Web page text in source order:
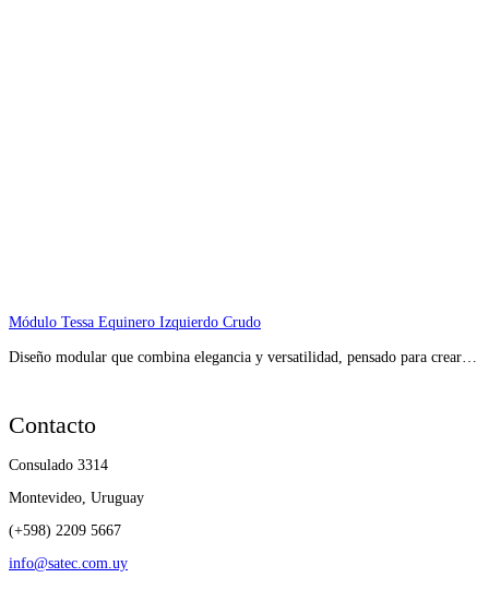
Módulo Tessa Equinero Izquierdo Crudo
Diseño modular que combina elegancia y versatilidad, pensado para crear…
Contacto
Consulado 3314
Montevideo, Uruguay
(+598) 2209 5667
info@satec.com.uy